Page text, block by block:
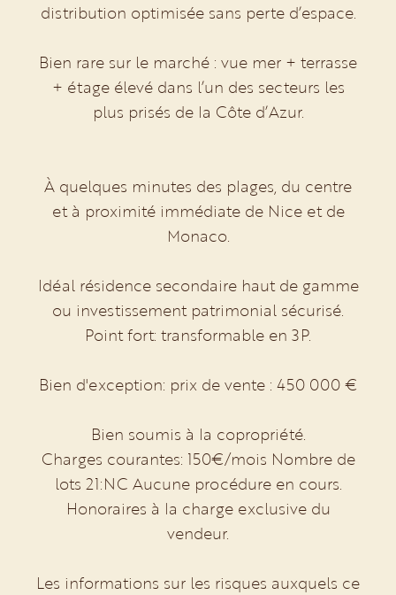
distribution optimisée sans perte d’espace.
Bien rare sur le marché : vue mer + terrasse
+ étage élevé dans l’un des secteurs les
plus prisés de la Côte d’Azur.
À quelques minutes des plages, du centre
et à proximité immédiate de Nice et de
Monaco.
Idéal résidence secondaire haut de gamme
ou investissement patrimonial sécurisé.
Point fort: transformable en 3P.
Bien d'exception: prix de vente : 450 000 €
Bien soumis à la copropriété.
Charges courantes: 150€/mois Nombre de
lots 21:NC Aucune procédure en cours.
Honoraires à la charge exclusive du
vendeur.
Les informations sur les risques auxquels ce